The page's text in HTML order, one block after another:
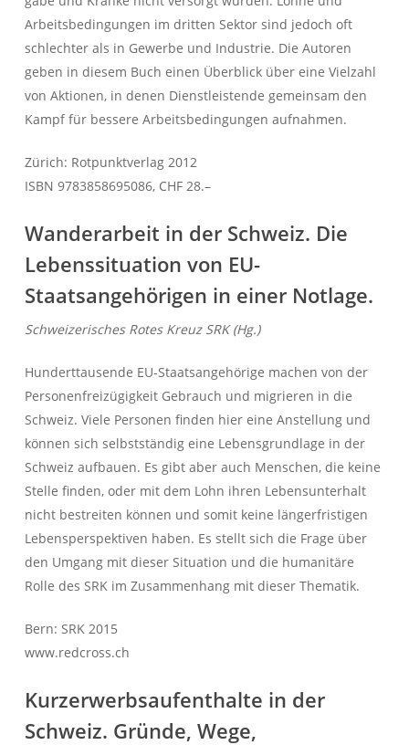
Arbeitsbedingungen im dritten Sektor sind jedoch oft
schlechter als in Gewerbe und Industrie. Die Autoren
geben in diesem Buch einen Überblick über eine Vielzahl
von Aktionen, in denen Dienstleistende gemeinsam den
Kampf für bessere Arbeitsbedingungen aufnahmen.
Zürich: Rotpunktverlag 2012
ISBN 9783858695086, CHF 28.–
Wanderarbeit in der Schweiz. Die
Lebenssituation von EU-
Staatsangehörigen in einer Notlage.
Schweizerisches Rotes Kreuz SRK (Hg.)
Hunderttausende EU-Staatsangehörige machen von der
Personenfreizügigkeit Gebrauch und migrieren in die
Schweiz. Viele Personen finden hier eine Anstellung und
können sich selbstständig eine Lebensgrundlage in der
Schweiz aufbauen. Es gibt aber auch Menschen, die keine
Stelle finden, oder mit dem Lohn ihren Lebensunterhalt
nicht bestreiten können und somit keine längerfristigen
Lebensperspektiven haben. Es stellt sich die Frage über
den Umgang mit dieser Situation und die humanitäre
Rolle des SRK im Zusammenhang mit dieser Thematik.
Bern: SRK 2015
www.redcross.ch
Kurzerwerbsaufenthalte in der
Schweiz. Gründe, Wege,